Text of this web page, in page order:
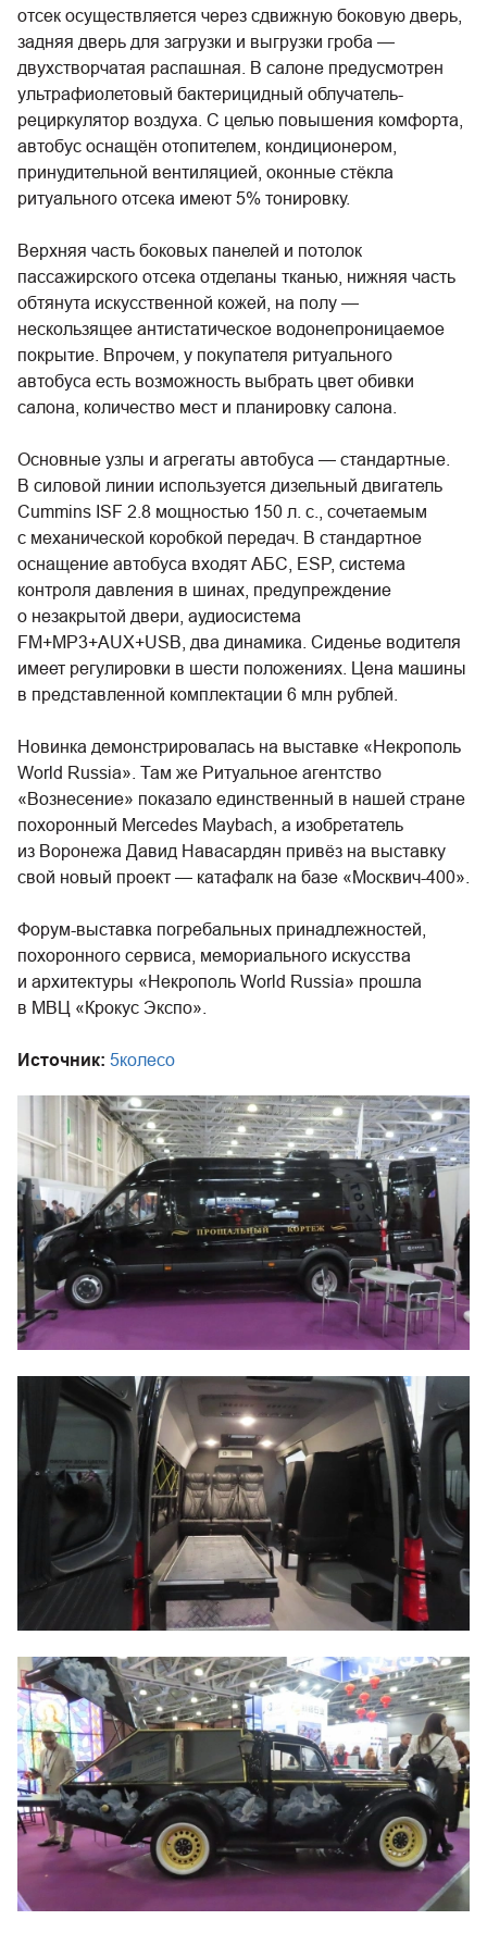
отсек осуществляется через сдвижную боковую дверь,
задняя дверь для загрузки и выгрузки гроба —
двухстворчатая распашная. В салоне предусмотрен
ультрафиолетовый бактерицидный облучатель-
рециркулятор воздуха. С целью повышения комфорта,
автобус оснащён отопителем, кондиционером,
принудительной вентиляцией, оконные стёкла
ритуального отсека имеют 5% тонировку.
Верхняя часть боковых панелей и потолок
пассажирского отсека отделаны тканью, нижняя часть
обтянута искусственной кожей, на полу —
нескользящее антистатическое водонепроницаемое
покрытие. Впрочем, у покупателя ритуального
автобуса есть возможность выбрать цвет обивки
салона, количество мест и планировку салона.
Основные узлы и агрегаты автобуса — стандартные.
В силовой линии используется дизельный двигатель
Cummins ISF 2.8 мощностью 150 л. с., сочетаемым
с механической коробкой передач. В стандартное
оснащение автобуса входят АБС, ESP, система
контроля давления в шинах, предупреждение
о незакрытой двери, аудиосистема
FM+MP3+AUX+USB, два динамика. Сиденье водителя
имеет регулировки в шести положениях. Цена машины
в представленной комплектации 6 млн рублей.
Новинка демонстрировалась на выставке «Некрополь
World Russia». Там же Ритуальное агентство
«Вознесение» показало единственный в нашей стране
похоронный Mercedes Maybach, а изобретатель
из Воронежа Давид Навасардян привёз на выставку
свой новый проект — катафалк на базе «Москвич-400».
Форум-выставка погребальных принадлежностей,
похоронного сервиса, мемориального искусства
и архитектуры «Некрополь World Russia» прошла
в МВЦ «Крокус Экспо».
Источник: 5колесо